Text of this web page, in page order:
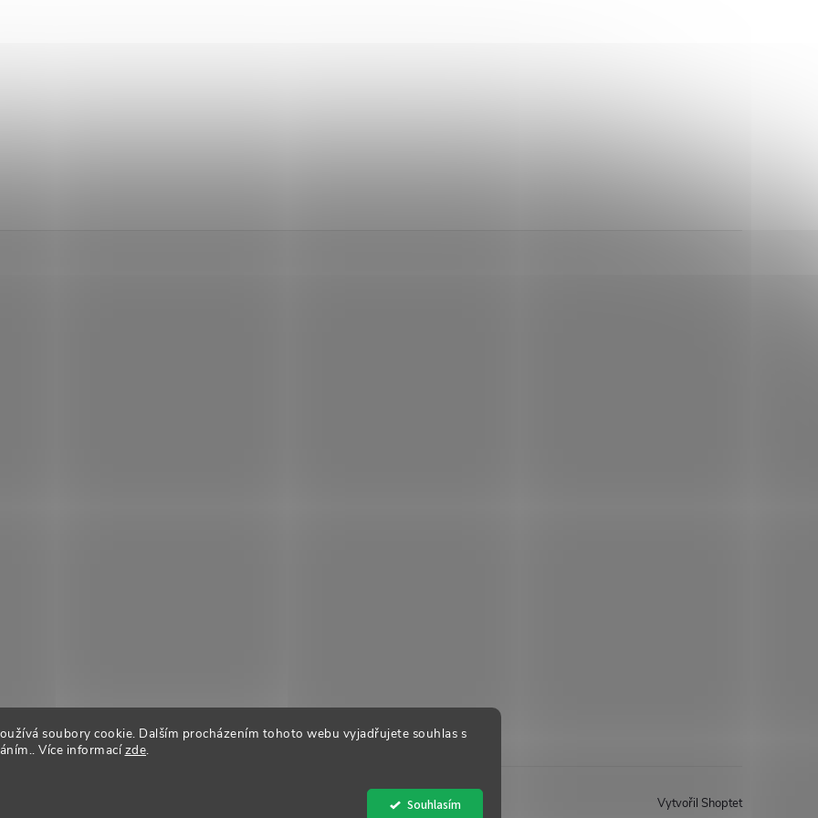
soubory cookie. Dalším procházením tohoto webu vyjadřujete souhlas s
Více informacízde.
Souhlasím Vytvořil Shoptet